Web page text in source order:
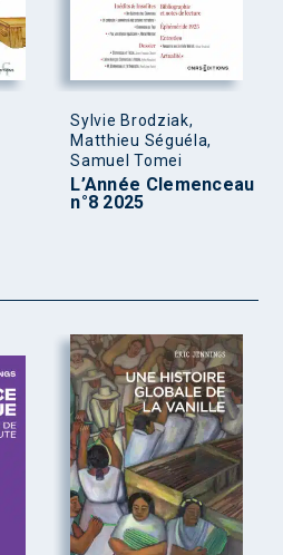
Sylvie Brodziak,
Matthieu Séguéla,
Samuel Tomei
L’Année Clemenceau
n°8 2025